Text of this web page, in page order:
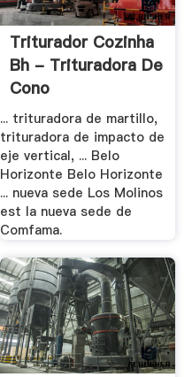
Triturador Cozinha
Bh - Trituradora De
Cono
... trituradora de martillo,
trituradora de impacto de
eje vertical, ... Belo
Horizonte Belo Horizonte
... nueva sede Los Molinos
est la nueva sede de
Comfama.